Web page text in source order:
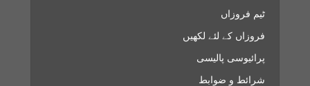
ٹیم فروزاں
فروزاں کے لئے لکھیں
پرائیوسی پالیسی
شرائط و ضوابط